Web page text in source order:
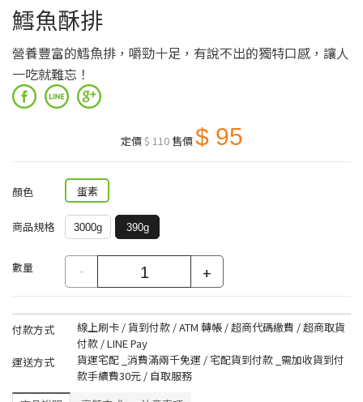
鱈魚酥排
營養豐富的鱈魚排，嚼勁十足，有說不出的獨特口感，讓人
一吃就難忘！
定價$ 110售價$ 95
顏色 蛋素
商品規格 3000g 390g
數量 - +
付款方式
線上刷卡 / 貨到付款 / ATM 轉帳 / 超商代碼繳費 / 超商取貨
付款 / LINE Pay
運送方式
貨運宅配 _消費滿兩千免運 / 宅配貨到付款 _需加收貨到付
款手續費30元 / 自取服務